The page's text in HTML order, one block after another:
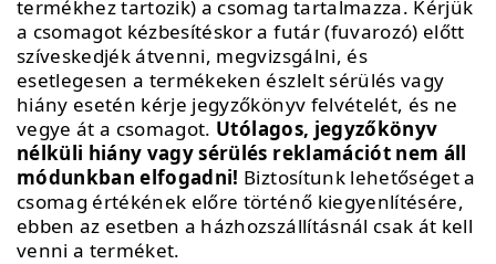
termékhez tartozik) a csomag tartalmazza. Kérjük
a csomagot kézbesítéskor a futár (fuvarozó) előtt
szíveskedjék átvenni, megvizsgálni, és
esetlegesen a termékeken észlelt sérülés vagy
hiány esetén kérje jegyzőkönyv felvételét, és ne
vegye át a csomagot. Utólagos, jegyzőkönyv
nélküli hiány vagy sérülés reklamációt nem áll
módunkban elfogadni! Biztosítunk lehetőséget a
csomag értékének előre történő kiegyenlítésére,
ebben az esetben a házhozszállításnál csak át kell
venni a terméket.